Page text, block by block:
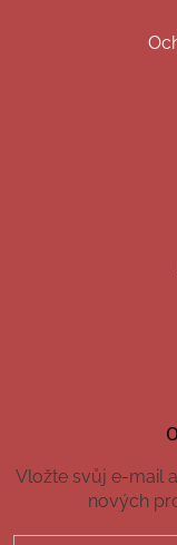
Vložte svůj e-mail
nových